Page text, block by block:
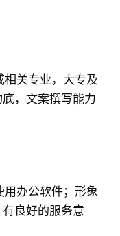
关专业，大专及
，文案撰写能力
办公软件；形象
良好的服务意